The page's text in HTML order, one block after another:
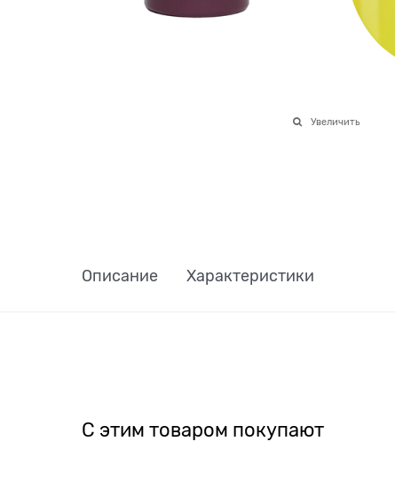
Увеличить
Описание Характеристики
С этим товаром покупают